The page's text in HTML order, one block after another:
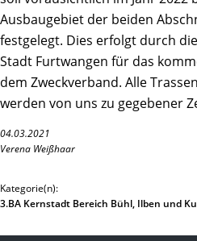
Ausbaugebiet der beiden
festgelegt. Dies erfolgt durch
Stadt Furtwangen für das
dem Zweckverband. Alle
werden von uns zu gegebener
04.03.2021
Verena Weißhaar
Kategorie(n):
3.BA Kernstadt Bereich Bühl, Ilben und